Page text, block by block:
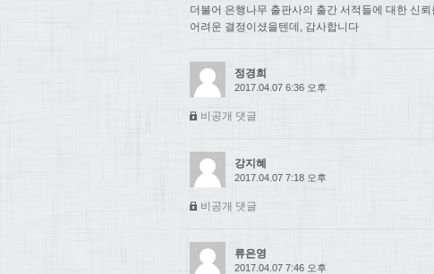
더불어 은행나무 출판사의 출간 서적들에 대한 신
어려운 결정이셨을텐데, 감사합니다
정경희
2017.04.07 6:36 오후
비공개 댓글
강지혜
2017.04.07 7:18 오후
비공개 댓글
류은영
2017.04.07 7:46 오후